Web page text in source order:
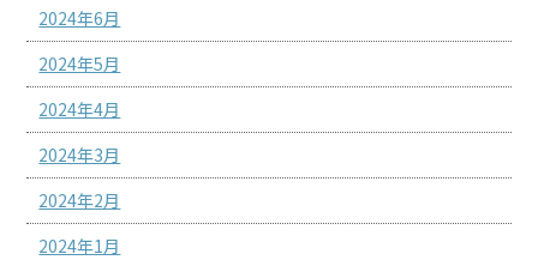
2024年6月
2024年5月
2024年4月
2024年3月
2024年2月
2024年1月